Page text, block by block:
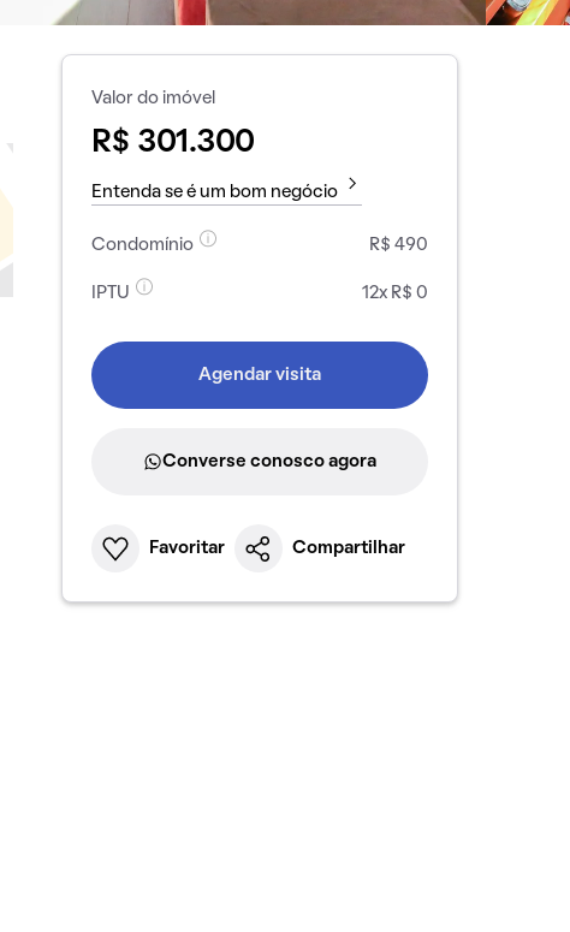
Valor do imóvel
R$ 301.300
Entenda se é um bom negócio
Condomínio R$ 490
IPTU 12x R$ 0
Agendar visita
Converse conosco agora
Favoritar Compartilhar